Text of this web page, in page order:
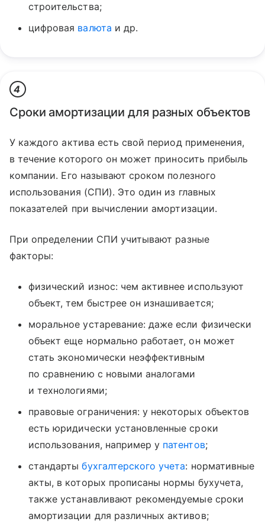
строительства;
цифровая валюта и др.
4
Сроки амортизации для разных объектов
У каждого актива есть свой период применения,
в течение которого он может приносить прибыль
компании. Его называют сроком полезного
использования (СПИ). Это один из главных
показателей при вычислении амортизации.
При определении СПИ учитывают разные
факторы:
физический износ: чем активнее используют
объект, тем быстрее он изнашивается;
моральное устаревание: даже если физически
объект еще нормально работает, он может
стать экономически неэффективным
по сравнению с новыми аналогами
и технологиями;
правовые ограничения: у некоторых объектов
есть юридически установленные сроки
использования, например у патентов;
стандартыбухгалтерского учета: нормативные
акты, в которых прописаны нормы бухучета,
также устанавливают рекомендуемые сроки
амортизации для различных активов;